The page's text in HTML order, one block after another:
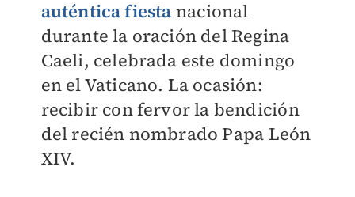
auténtica fiesta nacional
durante la oración del Regina
Caeli, celebrada este domingo
en el Vaticano. La ocasión:
recibir con fervor la bendición
del recién nombrado Papa León
XIV.